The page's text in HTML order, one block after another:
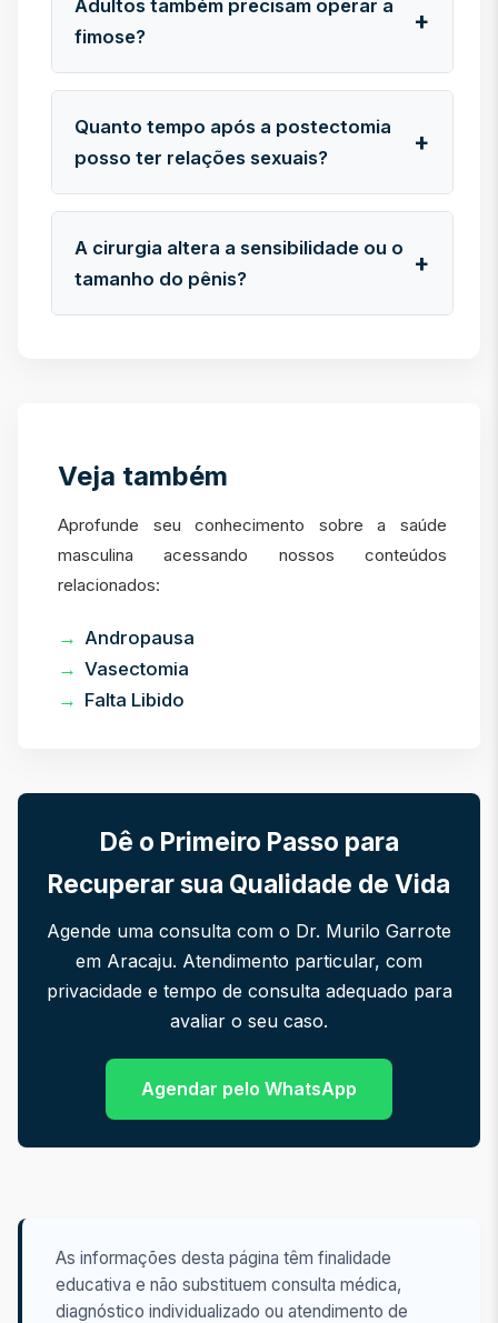
Adultos também precisam operar a
fimose?
Quanto tempo após a postectomia
posso ter relações sexuais?
A cirurgia altera a sensibilidade ou o
tamanho do pênis?
Veja também
Aprofunde seu conhecimento sobre a saúde
masculina acessando nossos conteúdos
relacionados:
Andropausa
Vasectomia
Falta Libido
Dê o Primeiro Passo para
Recuperar sua Qualidade de Vida
Agende uma consulta com o Dr. Murilo Garrote
em Aracaju. Atendimento particular, com
privacidade e tempo de consulta adequado para
avaliar o seu caso.
Agendar pelo WhatsApp
As informações desta página têm finalidade
educativa e não substituem consulta médica,
diagnóstico individualizado ou atendimento de